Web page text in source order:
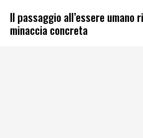
Il passaggio all’essere umano
minaccia concreta